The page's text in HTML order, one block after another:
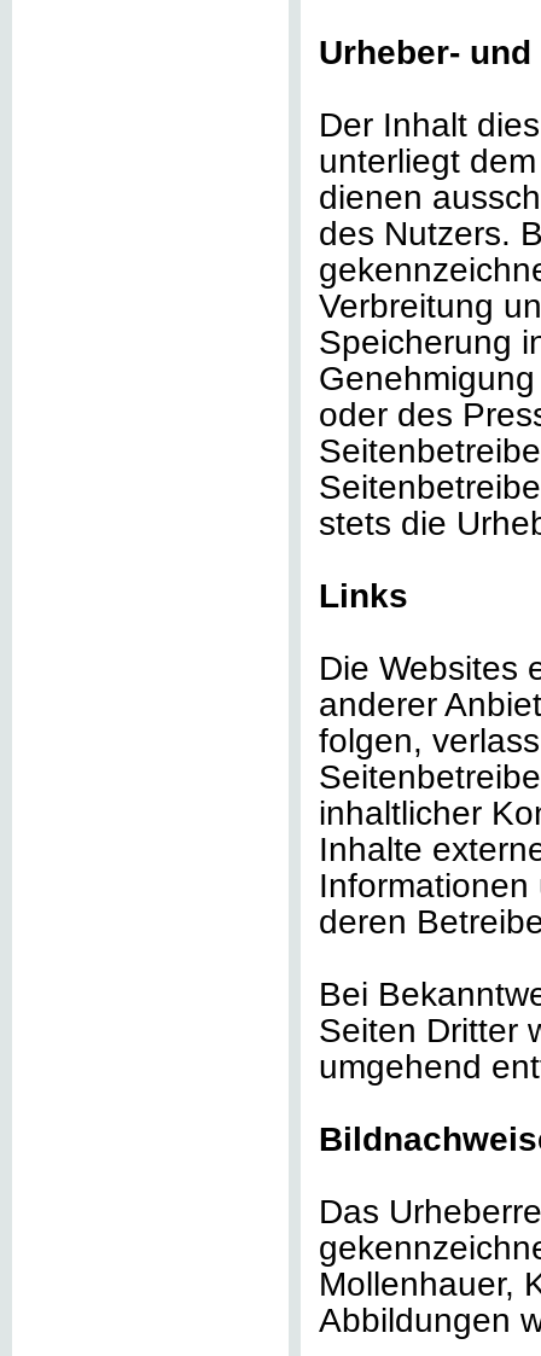
Urheber-
Der Inhalt
unterliegt
dienen
des Nutzers.
Verbreitung
Speicherung
oder des
stets die
Links
Die Websites
anderer
folgen,
inhaltlicher
Inhalte
deren
Bei
Seiten Dritter
umgehend
Das
Mollenhauer,
Abbildungen